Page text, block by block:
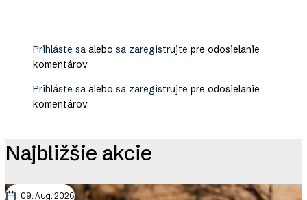
Prihláste sa alebo sa zaregistrujte pre odosielanie
komentárov
Prihláste sa alebo sa zaregistrujte pre odosielanie
komentárov
Najbližšie akcie
09. Aug. 2026